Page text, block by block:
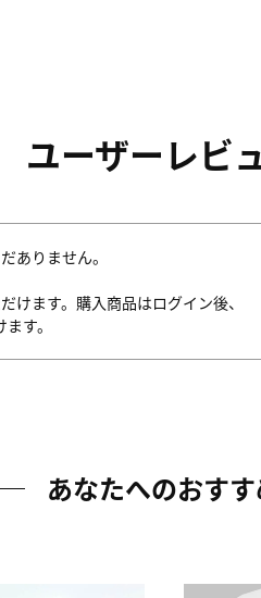
ユーザーレビ
ありません。
けます。購入商品はログイン後、
す。
あなたへのおす